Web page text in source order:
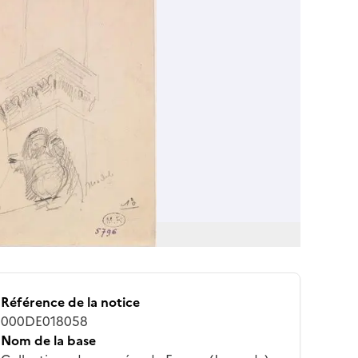
Référence de la notice
000DE018058
Nom de la base